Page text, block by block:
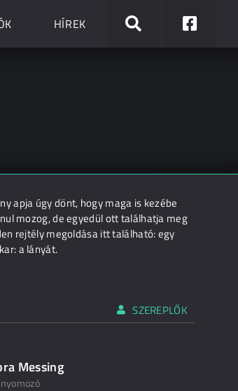
HÍREK
apja úgy dönt, hogy maga is kezébe
mozog, de egyedül ott találhatja meg
rejtély megoldása itt található: egy
a lányát.
SZEREPLŐK
Messing